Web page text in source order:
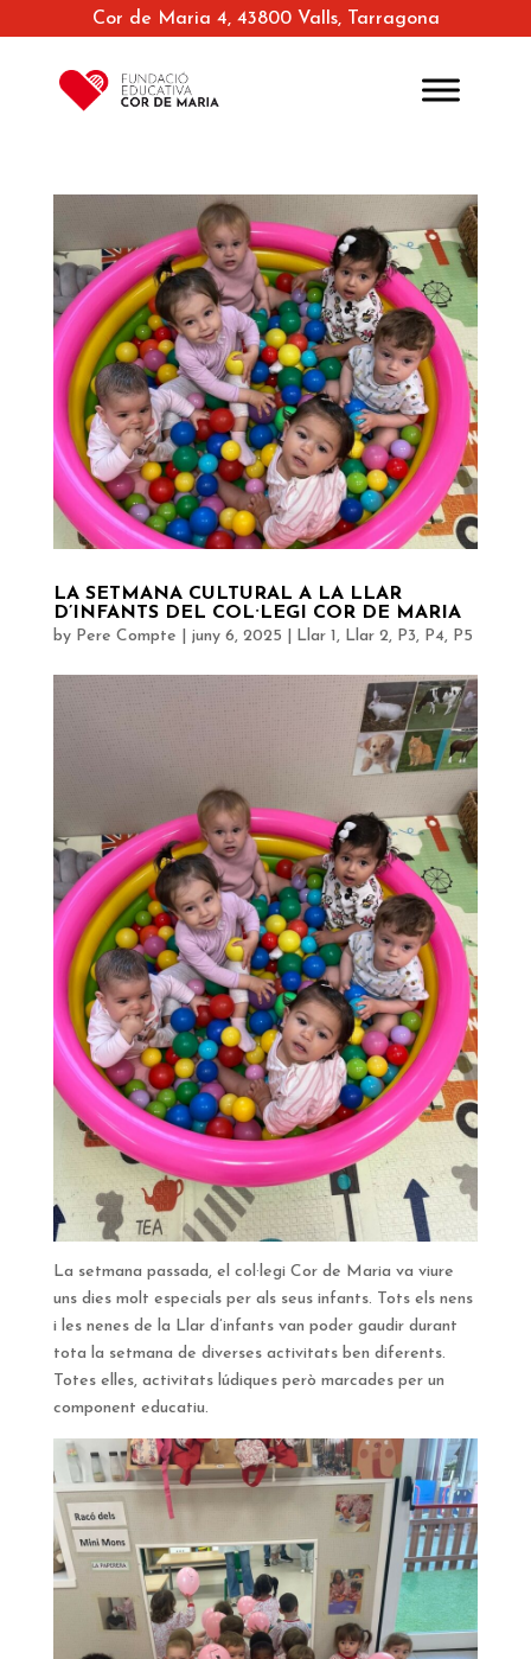
Cor de Maria 4, 43800 Valls, Tarragona
LA SETMANA CULTURAL A LA LLAR
D’INFANTS DEL COL·LEGI COR DE MARIA
by Pere Compte juny 6, 2025 Llar 1, Llar 2, P3, P4, P5
La setmana passada, el col·legi Cor de Maria va viure
uns dies molt especials per als seus infants. Tots els nens
i les nenes de la Llar d’infants van poder gaudir durant
tota la setmana de diverses activitats ben diferents.
Totes elles, activitats lúdiques però marcades per un
component educatiu.